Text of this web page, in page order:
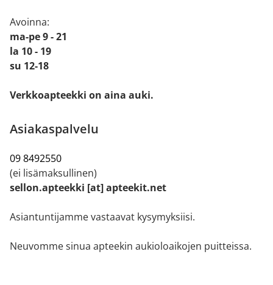
Avoinna:
ma-pe 9 - 21
la 10 - 19
su 12-18
Verkkoapteekki on aina auki.
Asiakaspalvelu
09 8492550
(ei lisämaksullinen)
sellon.apteekki [at] apteekit.net
Asiantuntijamme vastaavat kysymyksiisi.
Neuvomme sinua apteekin aukioloaikojen puitteissa.